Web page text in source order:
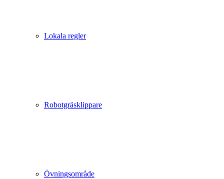
Lokala regler
Robotgräsklippare
Övningsområde